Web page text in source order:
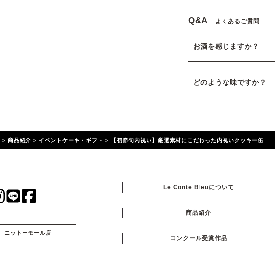
Q&A よくあるご質問
お酒を感じますか？
どのような味ですか？
>商品紹介 >イベントケーキ・ギフト > 【初節句内祝い】厳選素材にこだわった内祝いクッキー缶
ニットーモール店
Le Conte Bleuについて
商品紹介
コンクール受賞作品